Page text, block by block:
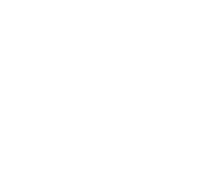
fanúšikovia